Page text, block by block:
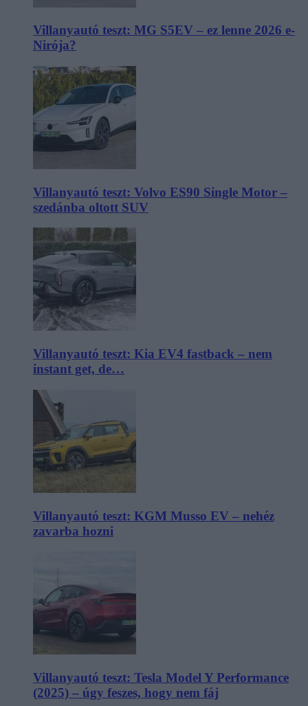
Villanyautó teszt: MG S5EV – ez lenne 2026 e-
Nirója?
Villanyautó teszt: Volvo ES90 Single Motor –
szedánba oltott SUV
Villanyautó teszt: Kia EV4 fastback – nem
instant get, de…
Villanyautó teszt: KGM Musso EV – nehéz
zavarba hozni
Villanyautó teszt: Tesla Model Y Performance
(2025) – úgy feszes, hogy nem fáj